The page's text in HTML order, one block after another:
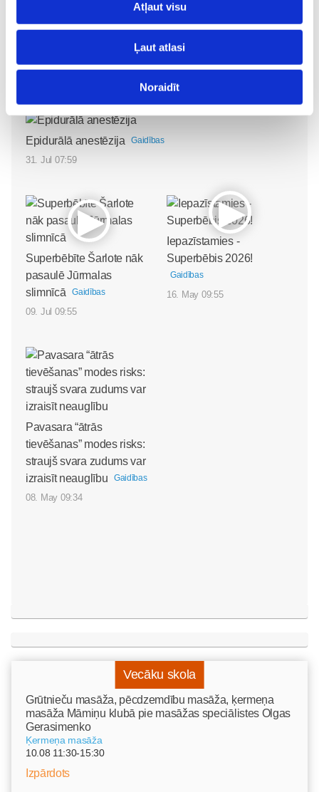
Atļaut visu
Ļaut atlasi
Noraidīt
Jaundzimušo-bēbīšu-klubs
Jauno-Māmiņu-Klubs Rebozo Sieviete--māmiņa
Epidurālā anestēzija Gaidības
31. Jul 07:59
Superbēbīte Šarlote nāk
pasaulē Jūrmalas
slimnīcā
Gaidības
09. Jul 09:55
Iepazīstamies -
Superbēbis 2026!
Gaidības
16. May 09:55
Pavasara “ātrās
tievēšanas” modes risks:
straujš svara zudums var
izraisīt neauglību
Gaidības
08. May 09:34
Vecāku skola
Grūtnieču masāža, pēcdzemdību masāža, ķermeņa
masāža Māmiņu klubā pie masāžas speciālistes Olgas
Gerasimenko
Ķermeņa masāža
10.08 11:30-15:30
Izpārdots